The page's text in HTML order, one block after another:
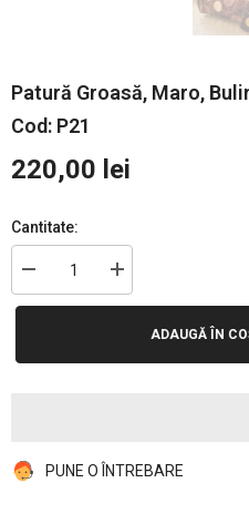
Patură Groasă, Maro,
Cod: P21
220,00 lei
Cantitate:
Reduceți
cantitatea
pentru
Maro,
Creșteți
cantitatea
pentru
Patură
Groasă,
Maro,
ADAUGĂ ÎN
PUNE O ÎNTREBARE